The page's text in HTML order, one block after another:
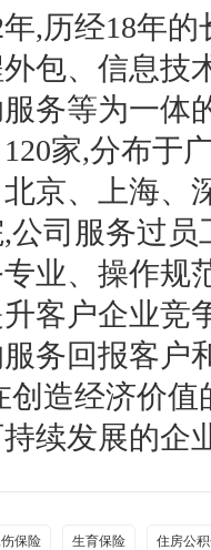
,历经18年
包、信息技
务等为一体
家,分布于
京、上海、
公司服务过
业、操作规
客户企业竞
务回报客户
创造经济价
续发展的企
保险 生育保险 住房公